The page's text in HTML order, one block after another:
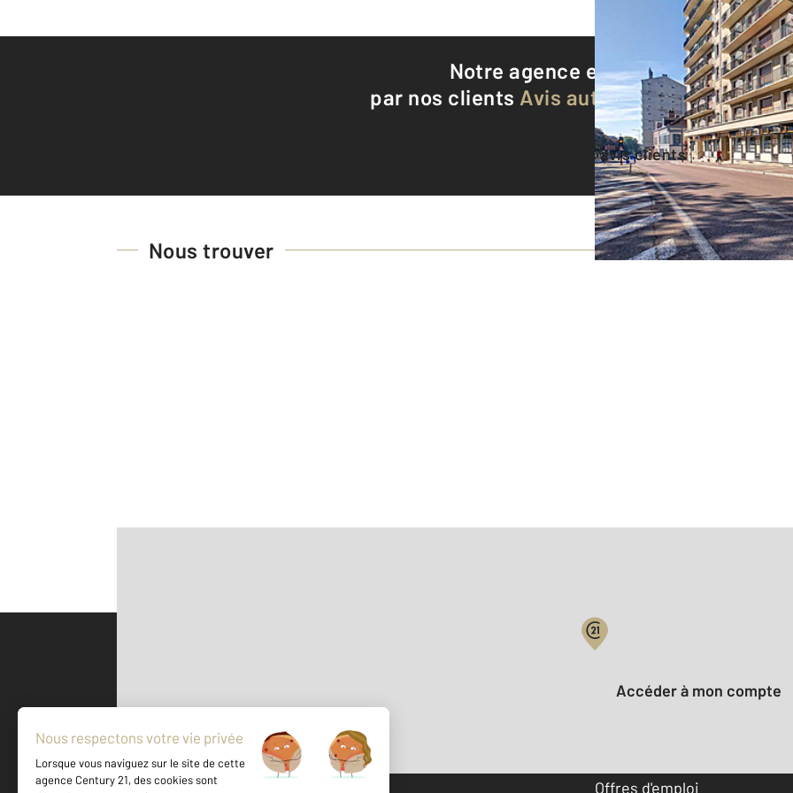
Notre agence est notée8,7/10
par nos clients Avis authentifiés par
Voir tous les avis clients
Nous trouver
500 m ©Mappy
Votre compte :
Accéder à mon compte
Offres d'emploi